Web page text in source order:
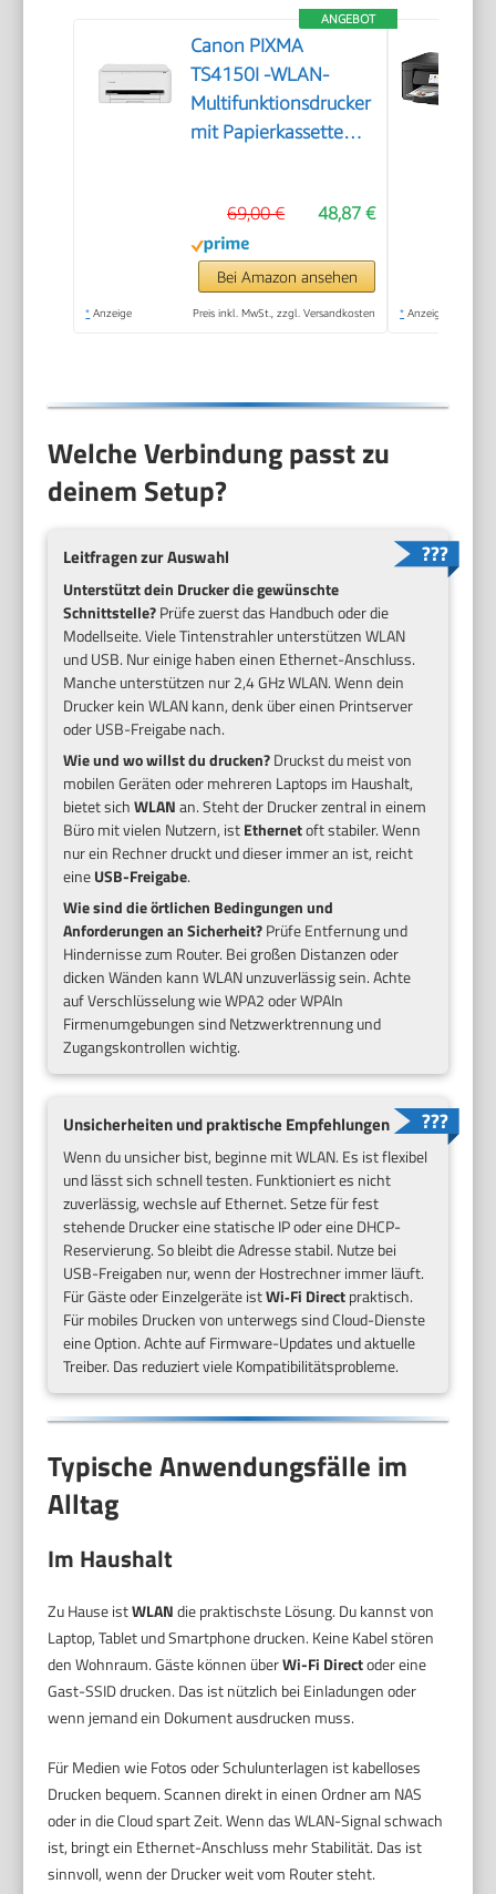
ANGEBOT
Canon PIXMA
TS4150I -WLAN-
Multifunktionsdrucker
mit Papierkassette
Kabelloses Drucken
vom Smartphone
leicht gemacht PIXMA
Print Plan kompatibel
48,87 €
69,00 €
Bei Amazon ansehen
* Anzeige Preis inkl. MwSt., zzgl. Versandkosten * Anzeige
Welche Verbindung passt zu
deinem Setup?
Leitfragen zur Auswahl
Unterstützt dein Drucker die gewünschte
Schnittstelle?Prüfe zuerst das Handbuch oder die
Modellseite. Viele Tintenstrahler unterstützen WLAN
und USB. Nur einige haben einen Ethernet-Anschluss.
Manche unterstützen nur 2,4 GHz WLAN. Wenn dein
Drucker kein WLAN kann, denk über einen Printserver
oder USB-Freigabe nach.
Wie und wo willst du drucken?Druckst du meist von
mobilen Geräten oder mehreren Laptops im Haushalt,
bietet sichWLANan. Steht der Drucker zentral in einem
Büro mit vielen Nutzern, istEthernetoft stabiler. Wenn
nur ein Rechner druckt und dieser immer an ist, reicht
eineUSB-Freigabe.
Wie sind die örtlichen Bedingungen und
Anforderungen an Sicherheit?Prüfe Entfernung und
Hindernisse zum Router. Bei großen Distanzen oder
dicken Wänden kann WLAN unzuverlässig sein. Achte
auf Verschlüsselung wie WPA2 oder WPAIn
Firmenumgebungen sind Netzwerktrennung und
Zugangskontrollen wichtig.
Unsicherheiten und praktische Empfehlungen
Wenn du unsicher bist, beginne mit WLAN. Es ist flexibel
und lässt sich schnell testen. Funktioniert es nicht
zuverlässig, wechsle auf Ethernet. Setze für fest
stehende Drucker eine statische IP oder eine DHCP-
Reservierung. So bleibt die Adresse stabil. Nutze bei
USB-Freigaben nur, wenn der Hostrechner immer läuft.
Für Gäste oder Einzelgeräte istWi‑Fi Directpraktisch.
Für mobiles Drucken von unterwegs sind Cloud-Dienste
eine Option. Achte auf Firmware-Updates und aktuelle
Treiber. Das reduziert viele Kompatibilitätsprobleme.
Typische Anwendungsfälle im
Alltag
Im Haushalt
Zu Hause istWLANdie praktischste Lösung. Du kannst von
Laptop, Tablet und Smartphone drucken. Keine Kabel stören
den Wohnraum. Gäste können überWi-Fi Directoder eine
Gast-SSID drucken. Das ist nützlich bei Einladungen oder
wenn jemand ein Dokument ausdrucken muss.
Für Medien wie Fotos oder Schulunterlagen ist kabelloses
Drucken bequem. Scannen direkt in einen Ordner am NAS
oder in die Cloud spart Zeit. Wenn das WLAN-Signal schwach
ist, bringt ein Ethernet-Anschluss mehr Stabilität. Das ist
sinnvoll, wenn der Drucker weit vom Router steht.